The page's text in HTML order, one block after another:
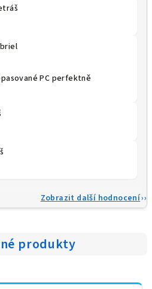
PC perfektně
Zobrazit další hodnocení
produkty